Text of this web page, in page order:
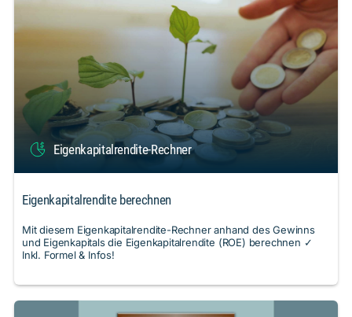
Eigenkapitalrendite-Rechner
Eigenkapitalrendite berechnen
Mit diesem Eigenkapitalrendite-Rechner anhand des Gewinns
und Eigenkapitals die Eigenkapitalrendite (ROE) berechnen ✓
Inkl. Formel & Infos!